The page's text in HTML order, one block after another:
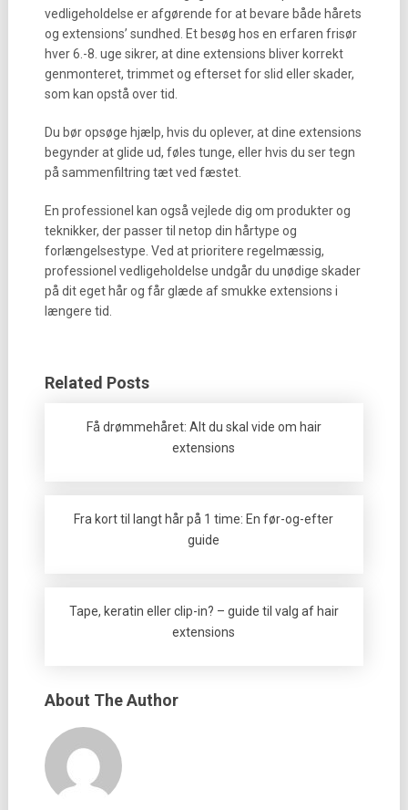
vedligeholdelse er afgørende for at bevare både hårets
og extensions’ sundhed. Et besøg hos en erfaren frisør
hver 6.-8. uge sikrer, at dine extensions bliver korrekt
genmonteret, trimmet og efterset for slid eller skader,
som kan opstå over tid.
Du bør opsøge hjælp, hvis du oplever, at dine extensions
begynder at glide ud, føles tunge, eller hvis du ser tegn
på sammenfiltring tæt ved fæstet.
En professionel kan også vejlede dig om produkter og
teknikker, der passer til netop din hårtype og
forlængelsestype. Ved at prioritere regelmæssig,
professionel vedligeholdelse undgår du unødige skader
på dit eget hår og får glæde af smukke extensions i
længere tid.
Related Posts
Få drømmehåret: Alt du skal vide om hair
extensions
Fra kort til langt hår på 1 time: En før-og-efter
guide
Tape, keratin eller clip-in? – guide til valg af hair
extensions
About The Author